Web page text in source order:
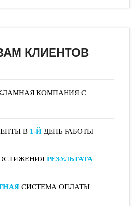
КЛИЕНТОВ
КОМПАНИЯ С
В 1-Й ДЕНЬ РАБОТЫ
РЕЗУЛЬТАТА
СИСТЕМА ОПЛАТЫ